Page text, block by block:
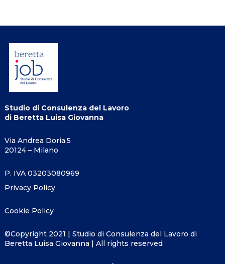
Studio di Consulenza del Lavoro
di Beretta Luisa Giovanna
Via Andrea Doria,5
20124 – Milano
P. IVA 03203080969
Privacy Policy
Cookie Policy
©Copyright 2021 | Studio di Consulenza del Lavoro di
Beretta Luisa Giovanna | All rights reserved